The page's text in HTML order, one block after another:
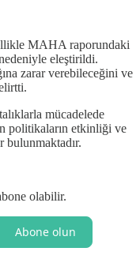
MAHA raporundaki
eleştirildi.
zarar verebileceğini ve
mücadelede
politikaların etkinliği ve
bulunmaktadır.
olabilir.
Abone olun